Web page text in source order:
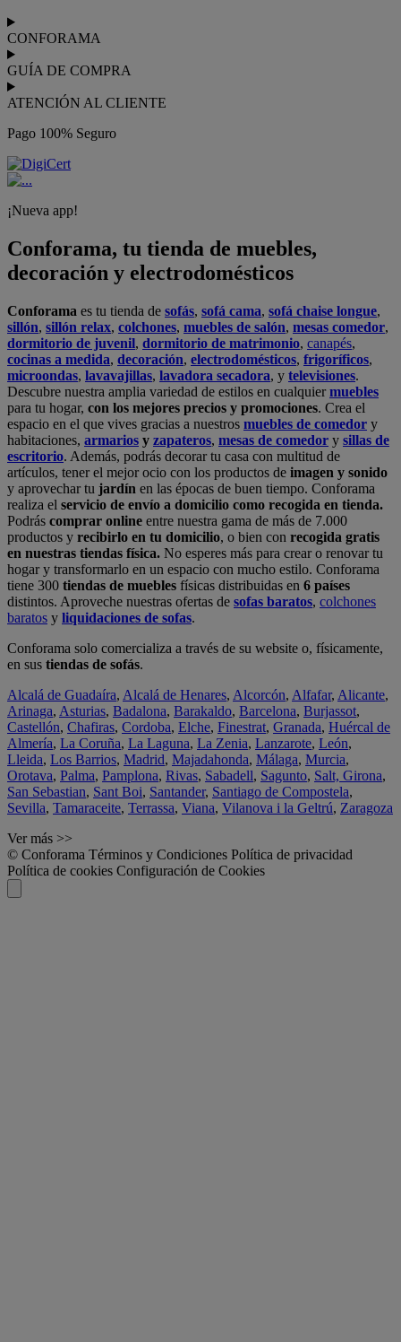
CONFORAMA
GUÍA DE COMPRA
ATENCIÓN AL CLIENTE
Pago 100% Seguro
¡Nueva app!
Conforama, tu tienda de muebles,
decoración y electrodomésticos
Conforama es tu tienda de sofás, sofá cama, sofá chaise longue,
sillón, sillón relax, colchones, muebles de salón, mesas comedor,
dormitorio de juvenil, dormitorio de matrimonio, canapés,
cocinas a medida, decoración, electrodomésticos, frigoríficos,
microondas, lavavajillas, lavadora secadora, y televisiones.
Descubre nuestra amplia variedad de estilos en cualquiermuebles
para tu hogar, con los mejores precios y promociones. Crea el
espacio en el que vives gracias a nuestros muebles de comedor y
habitaciones, armarios y zapateros, mesas de comedor y sillas de
escritorio. Además, podrás decorar tu casa con multitud de
artículos, tener el mejor ocio con los productos de imagen y sonido
y aprovechar tu jardín en las épocas de buen tiempo. Conforama
realiza el servicio de envío a domicilio como recogida en tienda.
Podrás comprar online entre nuestra gama de más de 7.000
productos y recibirlo en tu domicilio, o bien con recogida gratis
en nuestras tiendas física. No esperes más para crear o renovar tu
hogar y transformarlo en un espacio con mucho estilo. Conforama
tiene 300 tiendas de muebles físicas distribuidas en 6 países
distintos. Aproveche nuestras ofertas de sofas baratos, colchones
baratos y liquidaciones de sofas.
Conforama solo comercializa a través de su website o, físicamente,
en sus tiendas de sofás.
Alcalá de Guadaíra, Alcalá de Henares, Alcorcón, Alfafar, Alicante,
Arinaga, Asturias, Badalona, Barakaldo, Barcelona, Burjassot,
Castellón, Chafiras, Cordoba, Elche, Finestrat, Granada, Huércal de
Almería, La Coruña, La Laguna, La Zenia, Lanzarote, León,
Lleida, Los Barrios, Madrid, Majadahonda, Málaga, Murcia,
Orotava, Palma, Pamplona, Rivas, Sabadell, Sagunto, Salt, Girona,
San Sebastian, Sant Boi, Santander, Santiago de Compostela,
Sevilla, Tamaraceite, Terrassa, Viana, Vilanova i la Geltrú, Zaragoza
Ver más >>
© Conforama Términos y Condiciones Política de privacidad
Política de cookies Configuración de Cookies